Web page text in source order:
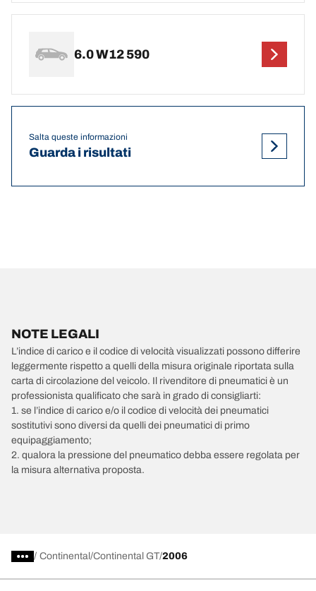
6.0 W12 590
Salta queste informazioni
Guarda i risultati
NOTE LEGALI
L’indice di carico e il codice di velocità visualizzati possono differire
leggermente rispetto a quelli della misura originale riportata sulla
carta di circolazione del veicolo. Il rivenditore di pneumatici è un
professionista qualificato che sarà in grado di consigliarti:
1. se l’indice di carico e/o il codice di velocità dei pneumatici
sostitutivi sono diversi da quelli dei pneumatici di primo
equipaggiamento;
2. qualora la pressione del pneumatico debba essere regolata per
la misura alternativa proposta.
/ Continental Continental GT 2006